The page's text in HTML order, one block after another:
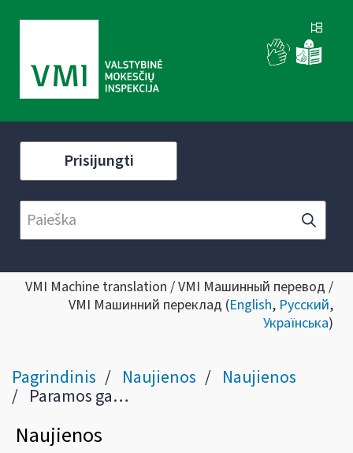
Prisijungti
VMI Machine translation / VMI Машинный перевод /
VMI Машинний переклад (English, Русский,
Українська)
Pagrindinis Naujienos Naujienos
Paramos gavėjų statusą užtikrina teisingas paramos panaudojimas
Naujienos